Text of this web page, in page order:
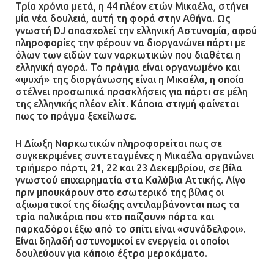
Τρία χρόνια μετά, η 44 πλέον ετών Μικαέλα, στήνει
μία νέα δουλειά, αυτή τη φορά στην Αθήνα. Ως
γνωστή DJ απασχολεί την ελληνική Αστυνομία, αφού
πληροφορίες την φέρουν να διοργανώνει πάρτι με
όλων των ειδών των ναρκωτικών που διαθέτει η
ελληνική αγορά. Το πράγμα είναι οργανωμένο και
«ψυχή» της διοργάνωσης είναι η Μικαέλα, η οποία
στέλνει προσωπικά προσκλήσεις για πάρτι σε μέλη
της ελληνικής πλέον ελίτ. Κάποια στιγμή φαίνεται
πως το πράγμα ξεχείλωσε.
Η Δίωξη Ναρκωτικών πληροφορείται πως σε
συγκεκριμένες συντεταγμένες η Μικαέλα οργανώνει
τριήμερο πάρτι, 21, 22 και 23 Δεκεμβρίου, σε βίλα
γνωστού επιχειρηματία στα Καλύβια Αττικής. Λίγο
πριν μπουκάρουν στο εσωτερικό της βίλας οι
αξιωματικοί της δίωξης αντιλαμβάνονται πως τα
τρία παλικάρια που «το παίζουν» πόρτα και
παρκαδόροι έξω από το σπίτι είναι «συνάδελφοι».
Είναι δηλαδή αστυνομικοί εν ενεργεία οι οποίοι
δουλεύουν για κάποιο έξτρα μεροκάματο.